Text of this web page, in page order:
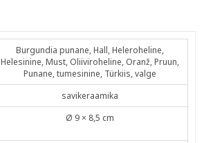
Burgundia punane, Hall, Heleroheline,
Helesinine, Must, Oliiviroheline, Oranž, Pruun,
Punane, tumesinine, Türkiis, valge
savikeraamika
Ø 9 × 8,5 cm